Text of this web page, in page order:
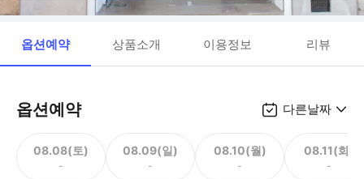
옵션예약 상품소개 이용정보 리뷰
옵션예약 다른날짜
08.08(토)
-
08.09(일)
-
08.10(월)
-
08.11(화)
-